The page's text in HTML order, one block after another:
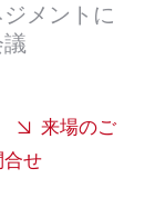
メントに
来場のご
合せ